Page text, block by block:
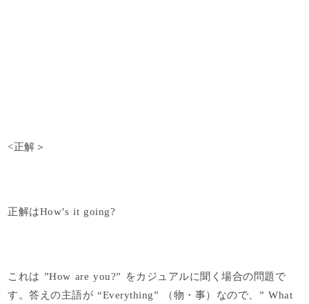
<正解＞
正解はHow’s it going?
これは ”How are you?” をカジュアルに聞く場合の問題で
す。答えの主語が “Everything” （物・事）なので、” What